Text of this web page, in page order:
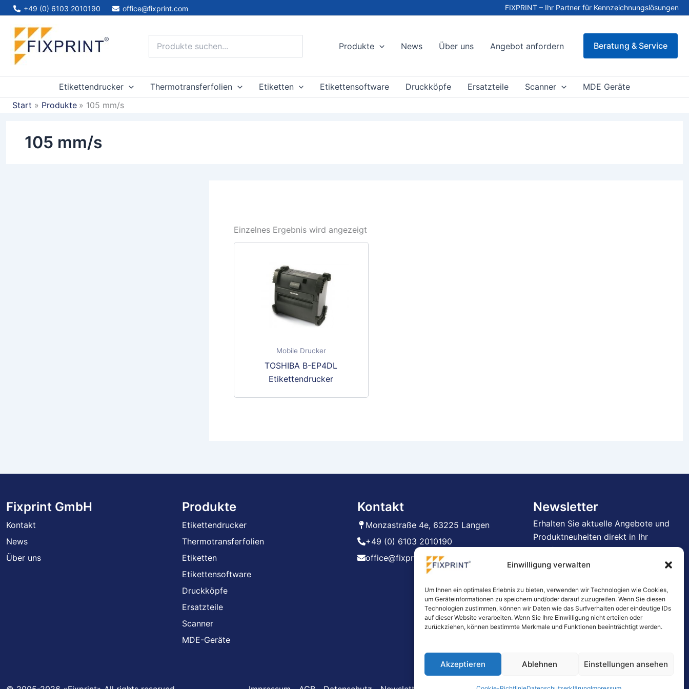
Einwilligung verwalten
Um Ihnen ein optimales Erlebnis zu bieten, verwenden wir Technologien wie Cookies,
um Geräteinformationen zu speichern und/oder darauf zuzugreifen. Wenn Sie diesen
Technologien zustimmen, können wir Daten wie das Surfverhalten oder eindeutige IDs
auf dieser Website verarbeiten. Wenn Sie Ihre Einwilligung nicht erteilen oder
zurückziehen, können bestimmte Merkmale und Funktionen beeinträchtigt werden.
Akzeptieren Ablehnen Einstellungen ansehen
Zum
springen
+49 (0) 6103 2010190 office@fixprint.com FIXPRINT – Ihr Partner für Kennzeichnungslösungen
Produkte News Über uns Angebot anfordern Beratung & Service
Etikettendrucker Thermotransferfolien Etiketten Etikettensoftware Druckköpfe Ersatzteile Scanner
MDE Geräte
Start
Produkte 105 mm/s
105 mm/s
Einzelnes Ergebnis wird angezeigt
Mobile Drucker
TOSHIBA B-EP4DL
Etikettendrucker
können
Produktseite
gewählt
werden
Fixprint GmbH
Kontakt
News
Über uns
Produkte
Etikettendrucker
Thermotransferfolien
Etiketten
Etikettensoftware
Druckköpfe
Ersatzteile
Scanner
MDE-Geräte
Kontakt
Monzastraße 4e, 63225 Langen
+49 (0) 6103 2010190
office@fixprint.com
Newsletter
Erhalten Sie aktuelle Angebote und
Produktneuheiten direkt in Ihr
Postfach.
Mit der Anmeldung stimmen Sie unserer
Datenschutzerklärungzu.